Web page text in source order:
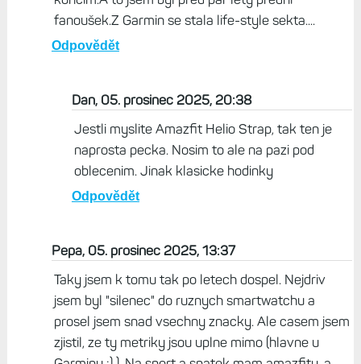
Beda, 05. prosinec 2025, 14:16
zavažném zdravotním problému nonstop
alergii... Na sport sporttester jinak klasické
hodinky.F7 dobijení 1-2x týdně při cca.15hod
aktivity.Nevadí mi nabíjet ,ale s Garminem
končím.A to jsem byl před pár lety přední
Odpovědět
Dan, 05. prosinec 2025, 20:38
Jestli myslite Amazfit Helio Strap, tak ten je
naprosta pecka. Nosim to ale na pazi pod